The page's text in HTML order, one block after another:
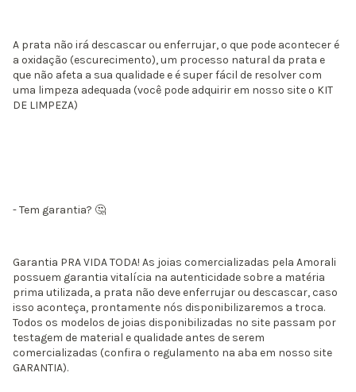
A prata não irá descascar ou enferrujar, o que pode acontecer é
a oxidação (escurecimento), um processo natural da prata e
que não afeta a sua qualidade e é super fácil de resolver com
uma limpeza adequada (você pode adquirir em nosso site o KIT
DE LIMPEZA)
- Tem garantia? 🤔​
Garantia PRA VIDA TODA! As joias comercializadas pela Amorali
possuem garantia vitalícia na autenticidade sobre a matéria
prima utilizada, a prata não deve enferrujar ou descascar, caso
isso aconteça, prontamente nós disponibilizaremos a troca.
Todos os modelos de joias disponibilizadas no site passam por
testagem de material e qualidade antes de serem
comercializadas (confira o regulamento na aba em nosso site
GARANTIA).